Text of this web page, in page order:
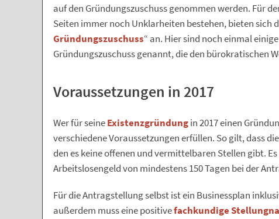
auf den Gründungszuschuss genommen werden. Für
Seiten immer noch Unklarheiten bestehen, bieten sich
Gründungszuschuss“ an. Hier sind noch einmal
Gründungszuschuss genannt, die den bürokratischen
Voraussetzungen in 2017
Wer für seineExistenzgründungin 2017 einen
verschiedene Voraussetzungen erfüllen. So gilt, dass
den es keine offenen und vermittelbaren Stellen gibt.
Arbeitslosengeld von mindestens 150 Tagen bei der
Für die Antragstellung selbst ist ein Businessplan
außerdem muss eine positivefachkundige